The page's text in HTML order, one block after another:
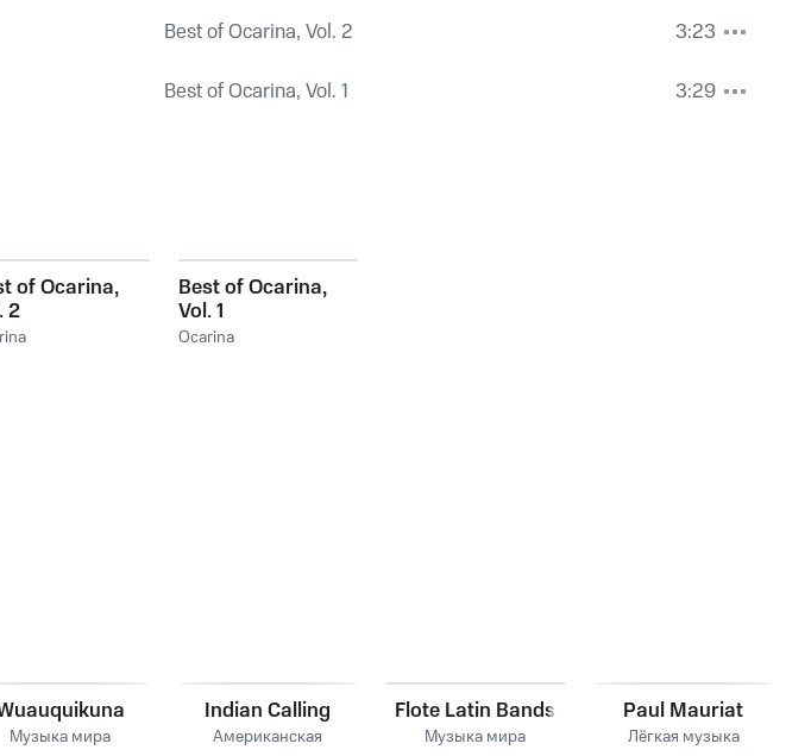
Best of Ocarina, Vol. 2
3:23
Best of Ocarina, Vol. 1 3:29
of Ocarina,
2
Best of Ocarina,
Vol. 1
Ocarina
Музыка мира
Indian Calling
Американская
Flote Latin Bands
Музыка мира
Paul Mauriat
Лёгкая музыка